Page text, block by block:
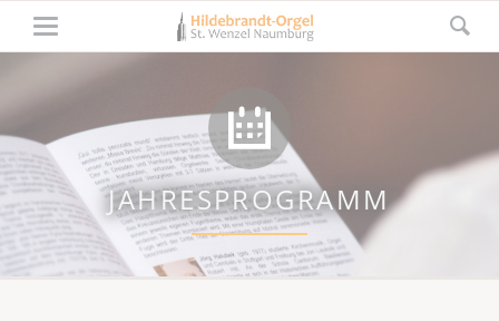
JAHRESPROGRAMM